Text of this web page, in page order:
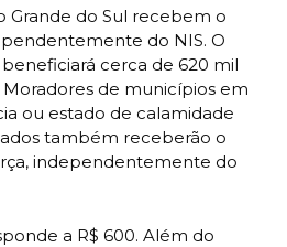
Grande do Sul recebem o
do NIS. O
cerca de 620 mil
de municípios em
ou estado de calamidade
também receberão o
independentemente do
a R$ 600. Além do